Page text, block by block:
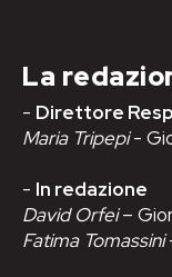
La
- Direttore
Maria Tripepi-
- In redazione
David Orfei–
Fatima Tomassini